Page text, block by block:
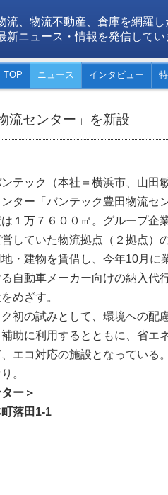
流、物流不動産、倉庫を網羅し
新ニュース・情報を発信してい
TOP ニュース インタビュー
流センター」を新設
テック（本社＝横浜市、山田
ター「バンテック豊田物流セ
１万７６００㎡。グループ企
していた物流拠点（２拠点）
・建物を賃借し、今年10月に
自動車メーカー向けの納入代
めざす。
初の試みとして、環境への配
助に利用するとともに、省エ
エコ対応の施設となっている
。
ー＞
落田1-1